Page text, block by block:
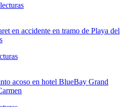
lecturas
en accidente en tramo de Playa del
acoso en hotel BlueBay Grand